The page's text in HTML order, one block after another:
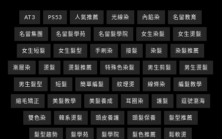
AT3 PS53 人氣推薦 光線染 內餡染 名留教育
名留集團 名留髮學苑 名留髮學院 女生染髮 女生燙髮
女生短髮 女生髮型 手刷染 接髮 染髮 染髮推薦
漸層染 燙髮 燙髮推薦 特殊色染髮 男生剪髮 男生燙髮
男生髮型 短髮 簡單編髮 紋理燙 線條染 編髮教學
縮毛矯正 美髮教學 美髮養成 耳圈染 護髮 逗號瀏海
雙色染 韓系燙髮 頭皮養護 頭髮保養 髮型推薦
髮型趨勢 髮學苑 髮學院 髮色推薦 鬆軟燙